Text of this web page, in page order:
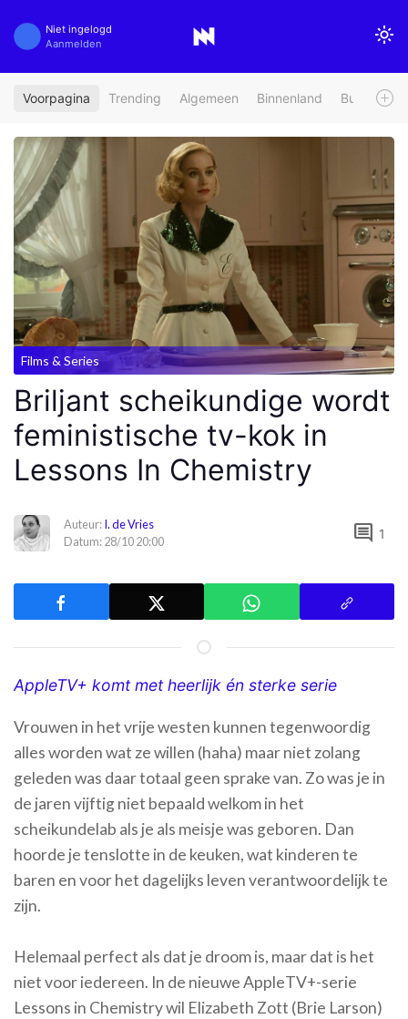
Niet ingelogd
Aanmelden
Voorpagina Trending Algemeen Binnenland Buitenland
Films & Series
Briljant scheikundige wordt
feministische tv-kok in
Lessons In Chemistry
Auteur:I. de Vries
Datum: 28/10 20:00
comment 1
AppleTV+ komt met heerlijk én sterke serie
Vrouwen in het vrije westen kunnen tegenwoordig
alles worden wat ze willen (haha) maar niet zolang
geleden was daar totaal geen sprake van. Zo was je in
de jaren vijftig niet bepaald welkom in het
scheikundelab als je als meisje was geboren. Dan
hoorde je tenslotte in de keuken, wat kinderen te
baren en voor het dagelijks leven verantwoordelijk te
zijn.
Helemaal perfect als dat je droom is, maar dat is het
niet voor iedereen. In de nieuwe AppleTV+-serie
Lessons in Chemistry wil Elizabeth Zott (Brie Larson)